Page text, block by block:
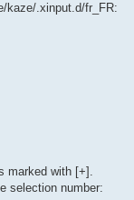
kaze/.xinput.d/fr_FR:
marked with [+].
selection number: